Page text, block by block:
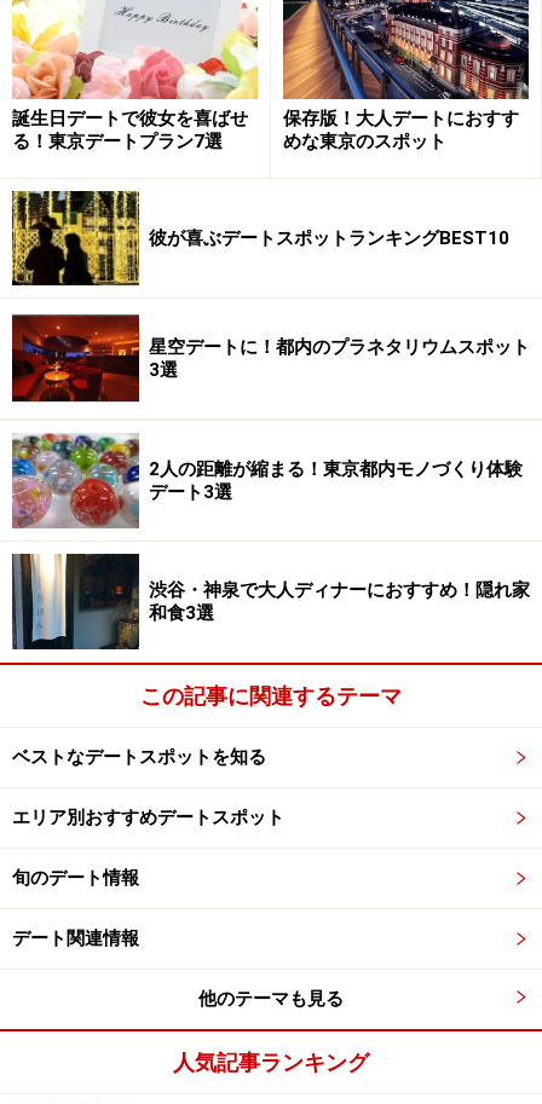
橋～平川門間、往復約3km。しかも、一部の地域を除い
て一般道では乗ることのできない2人乗り用“タンデム
車”も貸し出され、区間内では乗車OK！ これなら、デー
トらしいサイクリングになりそうですね。
皇居周辺のお堀と松の緑に囲まれた景色を満喫しながら
軽快に走れば、疲れ気味だった体と心が軽くなり、スッ
キリ感を味わえますよ。
■パレスサイクリングコース
皇居前・内堀通りの祝田橋～平川門 往復約3km
開催時間：毎週日曜日10:00～15:00まで（雨天・イベン
ト開催時中止）
アクセス：東京メトロ千代田線「二重橋前」駅2番出口
より徒歩3分
（自転車貸し出し受付場所は、皇居前警備派出所横の案
内所）
＜問い合わせ先＞
（財）自転車産業振興協会内パレスサイクリング運営委
（月～金10:00～17:00、祝日除く）
※記事内容は執筆時点のものです。最新の内容をご確認くださ
い。
1/6
誕生日デートで彼女を喜ばせ
る！東京デートプラン7選
保存版！大人デートにおすす
めな東京のスポット
彼が喜ぶデートスポットランキングBEST10
星空デートに！都内のプラネタリウムスポット
3選
2人の距離が縮まる！東京都内モノづくり体験
デート3選
渋谷・神泉で大人ディナーにおすすめ！隠れ家
和食3選
この記事に関連するテーマ
ベストなデートスポットを知る
エリア別おすすめデートスポット
旬のデート情報
デート関連情報
他のテーマも見る
人気記事ランキング